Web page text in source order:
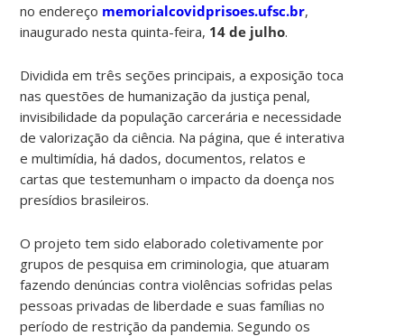
no endereço memorialcovidprisoes.ufsc.br,
inaugurado nesta quinta-feira, 14 de julho.
Dividida em três seções principais, a exposição toca
nas questões de humanização da justiça penal,
invisibilidade da população carcerária e necessidade
de valorização da ciência. Na página, que é interativa
e multimídia, há dados, documentos, relatos e
cartas que testemunham o impacto da doença nos
presídios brasileiros.
O projeto tem sido elaborado coletivamente por
grupos de pesquisa em criminologia, que atuaram
fazendo denúncias contra violências sofridas pelas
pessoas privadas de liberdade e suas famílias no
período de restrição da pandemia. Segundo os